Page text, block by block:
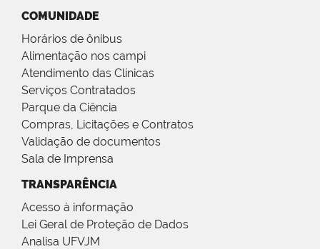
COMUNIDADE
Horários de ônibus
Alimentação nos campi
Atendimento das Clínicas
Serviços Contratados
Parque da Ciência
Compras, Licitações e Contratos
Validação de documentos
Sala de Imprensa
TRANSPARÊNCIA
Acesso à informação
Lei Geral de Proteção de Dados
Analisa UFVJM